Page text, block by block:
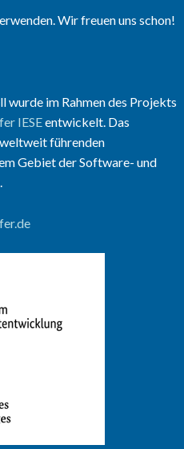
Wir freuen uns schon!
wurde im Rahmen des Projekts
IESEentwickelt. Das
führenden
Gebiet der Software- und